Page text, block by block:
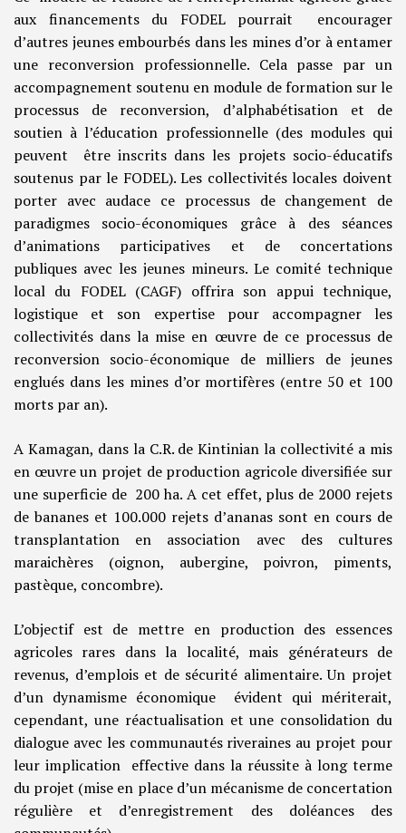
aux financements du FODEL pourrait encourager
d’autres jeunes embourbés dans les mines d’or à entamer
une reconversion professionnelle. Cela passe par un
accompagnement soutenu en module de formation sur le
processus de reconversion, d’alphabétisation et de
soutien à l’éducation professionnelle (des modules qui
peuvent être inscrits dans les projets socio-éducatifs
soutenus par le FODEL). Les collectivités locales doivent
porter avec audace ce processus de changement de
paradigmes socio-économiques grâce à des séances
d’animations participatives et de concertations
publiques avec les jeunes mineurs. Le comité technique
local du FODEL (CAGF) offrira son appui technique,
logistique et son expertise pour accompagner les
collectivités dans la mise en œuvre de ce processus de
reconversion socio-économique de milliers de jeunes
englués dans les mines d’or mortifères (entre 50 et 100
morts par an).
A Kamagan, dans la C.R. de Kintinian la collectivité a mis
en œuvre un projet de production agricole diversifiée sur
une superficie de 200 ha. A cet effet, plus de 2000 rejets
de bananes et 100.000 rejets d’ananas sont en cours de
transplantation en association avec des cultures
maraichères (oignon, aubergine, poivron, piments,
pastèque, concombre).
L’objectif est de mettre en production des essences
agricoles rares dans la localité, mais générateurs de
revenus, d’emplois et de sécurité alimentaire. Un projet
d’un dynamisme économique évident qui mériterait,
cependant, une réactualisation et une consolidation du
dialogue avec les communautés riveraines au projet pour
leur implication effective dans la réussite à long terme
du projet (mise en place d’un mécanisme de concertation
régulière et d’enregistrement des doléances des